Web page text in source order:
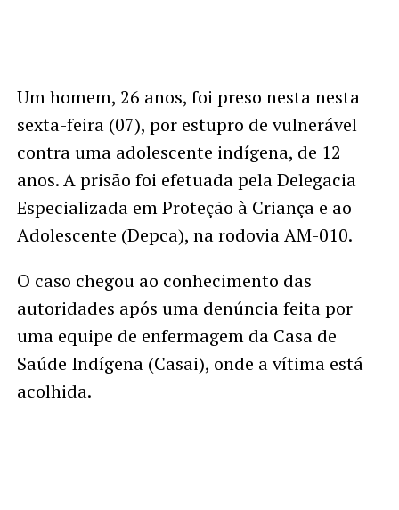
Um homem, 26 anos, foi preso nesta nesta
sexta-feira (07), por estupro de vulnerável
contra uma adolescente indígena, de 12
anos. A prisão foi efetuada pela Delegacia
Especializada em Proteção à Criança e ao
Adolescente (Depca), na rodovia AM-010.
O caso chegou ao conhecimento das
autoridades após uma denúncia feita por
uma equipe de enfermagem da Casa de
Saúde Indígena (Casai), onde a vítima está
acolhida.